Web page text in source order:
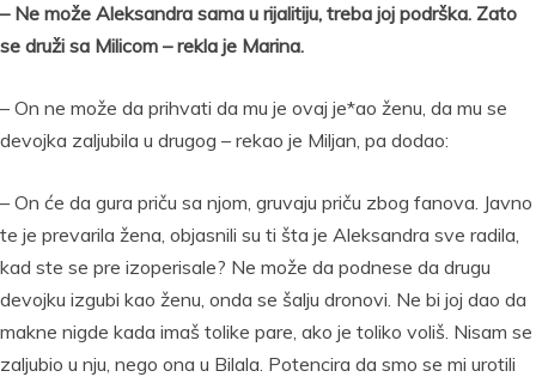
– Ne može Aleksandra sama u rijalitiju, treba joj podrška. Zato
se druži sa Milicom – rekla je Marina.
– On ne može da prihvati da mu je ovaj je*ao ženu, da mu se
devojka zaljubila u drugog – rekao je Miljan, pa dodao:
– On će da gura priču sa njom, gruvaju priču zbog fanova. Javno
te je prevarila žena, objasnili su ti šta je Aleksandra sve radila,
kad ste se pre izoperisale? Ne može da podnese da drugu
devojku izgubi kao ženu, onda se šalju dronovi. Ne bi joj dao da
makne nigde kada imaš tolike pare, ako je toliko voliš. Nisam se
zaljubio u nju, nego ona u Bilala. Potencira da smo se mi urotili